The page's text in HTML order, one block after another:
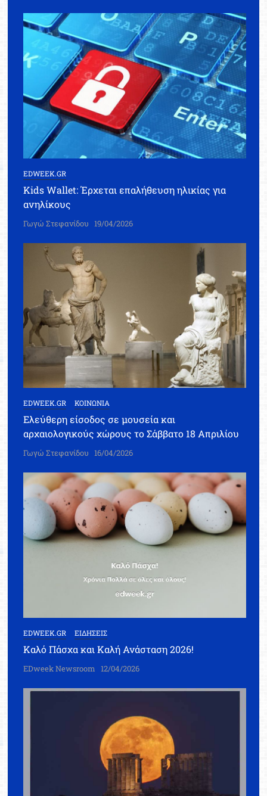
EDWEEK.GR
Kids Wallet: Έρχεται επαλήθευση ηλικίας για
ανηλίκους
Γωγώ Στεφανίδου 19/04/2026
EDWEEK.GR ΚΟΙΝΩΝΙΑ
Ελεύθερη είσοδος σε μουσεία και
αρχαιολογικούς χώρους το Σάββατο 18 Απριλίου
Γωγώ Στεφανίδου 16/04/2026
EDWEEK.GR ΕΙΔΗΣΕΙΣ
Καλό Πάσχα και Καλή Ανάσταση 2026!
EDweek Newsroom 12/04/2026